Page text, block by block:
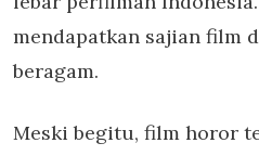
mendapatkan sajian film
beragam.
Meski begitu, film horor